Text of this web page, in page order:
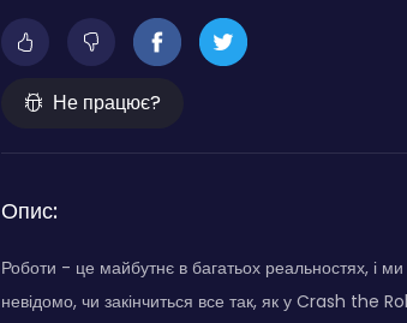
Не працює?
Опис:
Роботи - це майбутнє в багатьох реальностях, і
невідомо, чи закінчиться все так, як у Crash the